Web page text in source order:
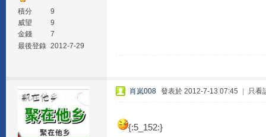
積分
9
威望
9
金錢
7
最後登錄 2012-7-29
肖岚008 發表於 2012-7-13 07:45 只看
{:5_152:}